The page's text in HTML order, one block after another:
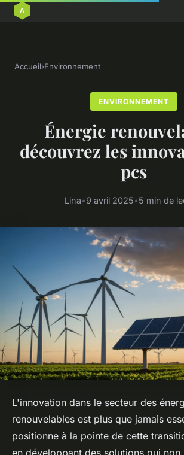
Accueil›Environnement
ENVIRONNEMENT
Énergie
découvrez les
pcs
Lina•9 avril 2025•5 min de
L'innovation dans le secteur des
renouvelables est plus que jamais
positionne à la pointe de cette